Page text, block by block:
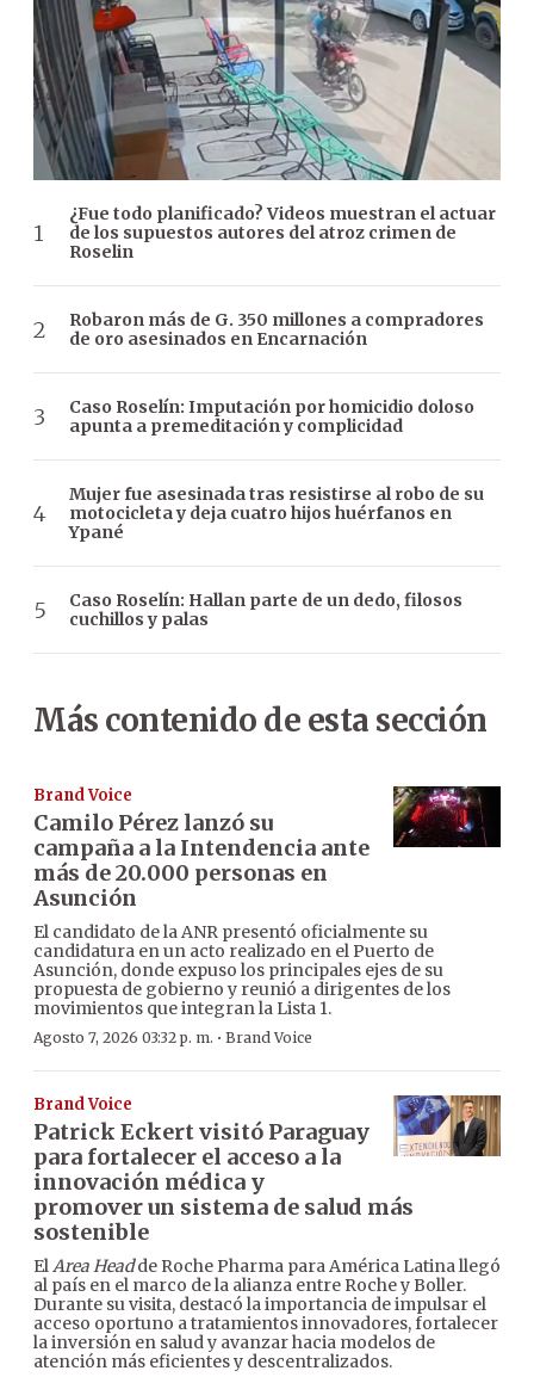
¿Fue todo planificado? Videos muestran el actuar
de los supuestos autores del atroz crimen de
Roselin
Robaron más de G. 350 millones a compradores
de oro asesinados en Encarnación
Caso Roselín: Imputación por homicidio doloso
apunta a premeditación y complicidad
Mujer fue asesinada tras resistirse al robo de su
motocicleta y deja cuatro hijos huérfanos en
Ypané
Caso Roselín: Hallan parte de un dedo, filosos
cuchillos y palas
Más contenido de esta sección
Brand Voice
Camilo Pérez lanzó su
campaña a la Intendencia ante
más de 20.000 personas en
Asunción
El candidato de la ANR presentó oficialmente su
candidatura en un acto realizado en el Puerto de
Asunción, donde expuso los principales ejes de su
propuesta de gobierno y reunió a dirigentes de los
movimientos que integran la Lista 1.
Agosto 7, 2026 03:32 p. m. · Brand Voice
Brand Voice
Patrick Eckert visitó Paraguay
para fortalecer el acceso a la
innovación médica y
promover un sistema de salud más
sostenible
ElArea Headde Roche Pharma para América Latina llegó
al país en el marco de la alianza entre Roche y Boller.
Durante su visita, destacó la importancia de impulsar el
acceso oportuno a tratamientos innovadores, fortalecer
la inversión en salud y avanzar hacia modelos de
atención más eficientes y descentralizados.